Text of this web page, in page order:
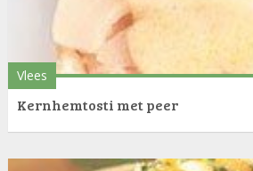
Vlees
Kernhemtosti met peer